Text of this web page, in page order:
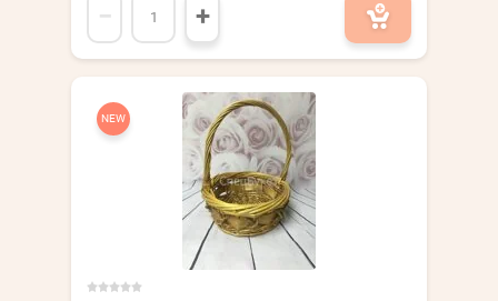
− +
NEW